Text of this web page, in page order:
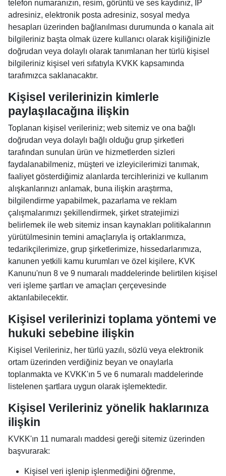
telefon numaranızın, resim, görüntü ve ses kaydınız, IP
adresiniz, elektronik posta adresiniz, sosyal medya
hesapları üzerinden bağlanılması durumunda o kanala ait
bilgileriniz başta olmak üzere kullanıcı olarak kişiliğinizle
doğrudan veya dolaylı olarak tanımlanan her türlü kişisel
bilgileriniz kişisel veri sıfatıyla KVKK kapsamında
tarafımızca saklanacaktır.
Kişisel verilerinizin kimlerle
paylaşılacağına ilişkin
Toplanan kişisel verileriniz; web sitemiz ve ona bağlı
doğrudan veya dolaylı bağlı olduğu grup şirketleri
tarafından sunulan ürün ve hizmetlerden sizleri
faydalanabilmeniz, müşteri ve izleyicilerimizi tanımak,
faaliyet gösterdiğimiz alanlarda tercihlerinizi ve kullanım
alışkanlarınızı anlamak, buna ilişkin araştırma,
bilgilendirme yapabilmek, pazarlama ve reklam
çalışmalarımızı şekillendirmek, şirket stratejimizi
belirlemek ile web sitemiz insan kaynakları politikalarının
yürütülmesinin temini amaçlarıyla iş ortaklarımıza,
tedarikçilerimize, grup şirketlerimize, hissedarlarımıza,
kanunen yetkili kamu kurumları ve özel kişilere, KVK
Kanunu'nun 8 ve 9 numaralı maddelerinde belirtilen kişisel
veri işleme şartları ve amaçları çerçevesinde
aktarılabilecektir.
Kişisel verilerinizi toplama yöntemi ve
hukuki sebebine ilişkin
Kişisel Verileriniz, her türlü yazılı, sözlü veya elektronik
ortam üzerinden verdiğiniz beyan ve onaylarla
toplanmakta ve KVKK'ın 5 ve 6 numaralı maddelerinde
listelenen şartlara uygun olarak işlemektedir.
Kişisel Verileriniz yönelik haklarınıza
ilişkin
KVKK'ın 11 numaralı maddesi gereği sitemiz üzerinden
başvurarak:
Kişisel veri işlenip işlenmediğini öğrenme,